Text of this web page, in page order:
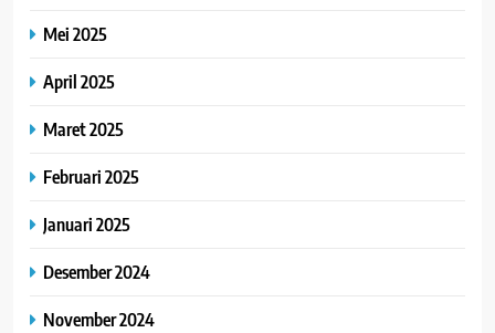
Mei 2025
April 2025
Maret 2025
Februari 2025
Januari 2025
Desember 2024
November 2024